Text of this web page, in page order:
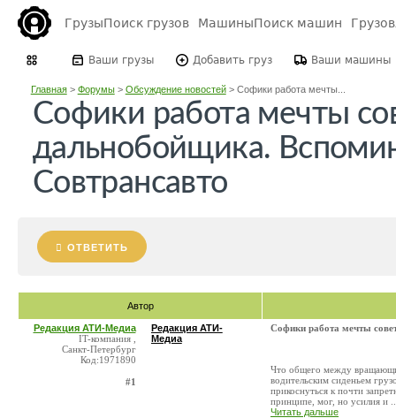
ГрузыПоиск грузов МашиныПоиск машин
Ваши грузы Добавить груз Ваши машины
Главная> Форумы> Обсуждение новостей> Софики работа мечты...
Софики работа мечты
дальнобойщика.
Совтрансавто
ОТВЕТИТЬ
Автор
Редакция АТИ-Медиа
IT-компания ,
Санкт-Петербург
Код:1971890
#1
Редакция АТИ-
Медиа
Софики работа мечты
Что общего между
водительским сиденьем
прикоснуться к почти
принципе, мог, но усилия и
Читать дальше